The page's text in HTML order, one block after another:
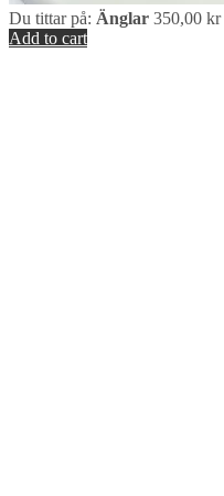
Du tittar på: Änglar 350,00 kr
Add to cart